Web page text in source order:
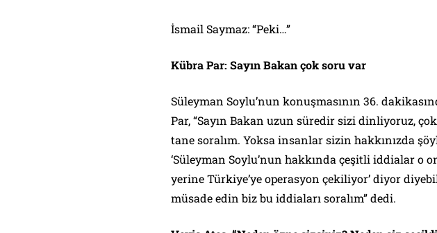
İsmail Saymaz: “Peki…”
Kübra Par: Sayın Bakan çok soru var
Süleyman Soylu’nun konuşmasının 36.
Par, “Sayın Bakan uzun süredir sizi dinliyoruz,
tane soralım. Yoksa insanlar sizin hakkınızda
‘Süleyman Soylu’nun hakkında çeşitli iddialar o
yerine Türkiye’ye operasyon çekiliyor’ diyor
müsade edin biz bu iddiaları soralım” dedi.